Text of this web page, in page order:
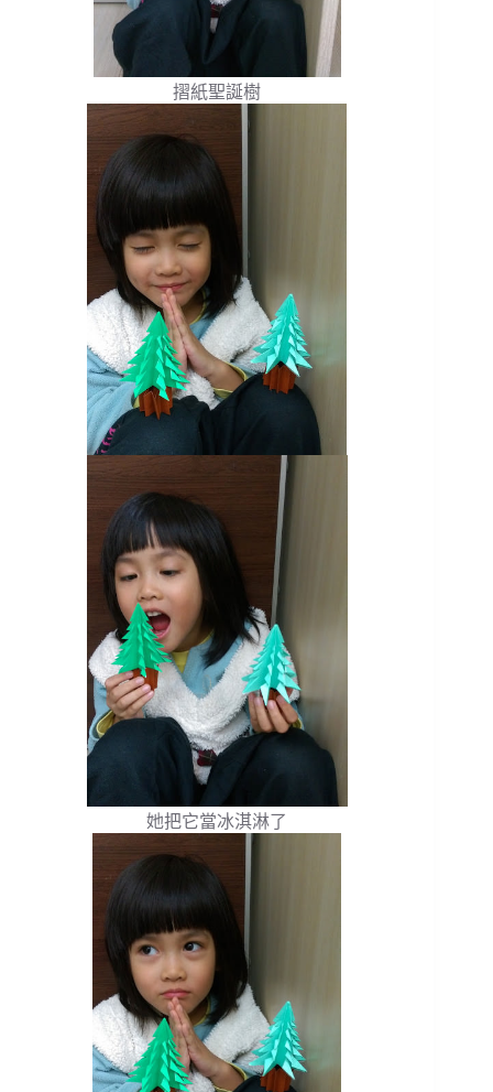
摺紙聖誕樹
她把它當冰淇淋了